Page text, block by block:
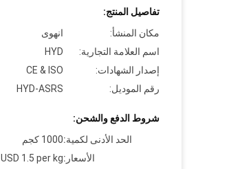
تفاصيل المنتج:
مكان المنشأ:
انهوى
اسم العلامة التجارية:
HYD
إصدار الشهادات:
CE & ISO
رقم الموديل:
HYD-ASRS
شروط الدفع والشحن:
الحد الأدنى لكمية:1000 كجم
الأسعار:USD 1.5 per kg